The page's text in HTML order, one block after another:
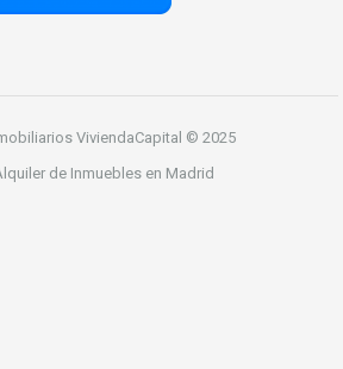
ViviendaCapital © 2025
de Inmuebles en Madrid